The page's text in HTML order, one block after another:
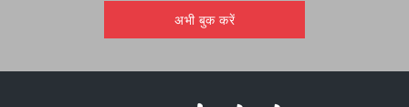
अभी बुक करें